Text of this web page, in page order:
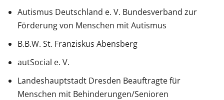
Autismus Deutschland e. V. Bundesverband zur
Förderung von Menschen mit Autismus
B.B.W. St. Franziskus Abensberg
autSocial e. V.
Landeshauptstadt Dresden Beauftragte für
Menschen mit Behinderungen/Senioren